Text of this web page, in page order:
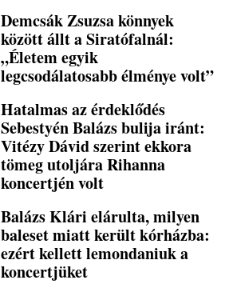
Demcsák Zsuzsa könnyek
között állt a Siratófalnál:
„Életem egyik
legcsodálatosabb élménye volt”
Hatalmas az érdeklődés
Sebestyén Balázs bulija iránt:
Vitézy Dávid szerint ekkora
tömeg utoljára Rihanna
koncertjén volt
Balázs Klári elárulta, milyen
baleset miatt került kórházba:
ezért kellett lemondaniuk a
koncertjüket